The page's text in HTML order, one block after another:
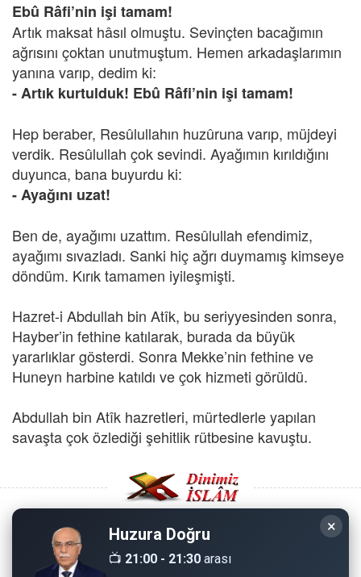
Ebû Râfi’nin işi tamam!
Artık maksat hâsıl olmuştu. Sevinçten bacağımın
ağrısını çoktan unutmuştum. Hemen arkadaşlarımın
yanına varıp, dedim ki:
- Artık kurtulduk! Ebû Râfi’nin işi tamam!
Hep beraber, Resûlullahın huzûruna varıp, müjdeyi
verdik. Resûlullah çok sevindi. Ayağımın kırıldığını
duyunca, bana buyurdu ki:
- Ayağını uzat!
Ben de, ayağımı uzattım. Resûlullah efendimiz,
ayağımı sıvazladı. Sanki hiç ağrı duymamış kimseye
döndüm. Kırık tamamen iyileşmişti.
Hazret-i Abdullah bin Atîk, bu seriyyesinden sonra,
Hayber’in fethine katılarak, burada da büyük
yararlıklar gösterdi. Sonra Mekke’nin fethine ve
Huneyn harbine katıldı ve çok hizmeti görüldü.
Abdullah bin Atîk hazretleri, mürtedlerle yapılan
savaşta çok özlediği şehitlik rütbesine kavuştu.
Copyright © 2008 - Dinimiz İslam. Her Hakkı Saklıdır.
×
Huzura Doğru
📺 21:00 - 21:30 arası